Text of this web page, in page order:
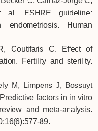
ESHRE guideline:
Human
Coutifaris C. Effect of
Fertility and sterility.
M, Limpens J, Bossuyt
factors in in vitro
and meta-analysis.
89.